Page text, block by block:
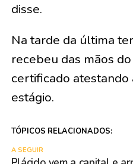
disse.
Na tarde da última
recebeu das mãos
certificado atestando
estágio.
TÓPICOS RELACIONADOS:
A SEGUIR